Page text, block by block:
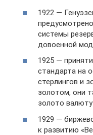
1922 —
системы
довоенной
1925 —
стандарта на
стерлингов и
золотом, они
золото
1929 —
к развитию